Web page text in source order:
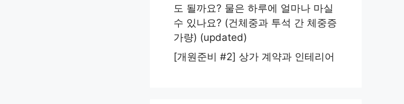
도 될까요? 물은 하루에 얼마나 마실
수 있나요? (건체중과 투석 간 체중증
가량) (updated)
[개원준비 #2] 상가 계약과 인테리어